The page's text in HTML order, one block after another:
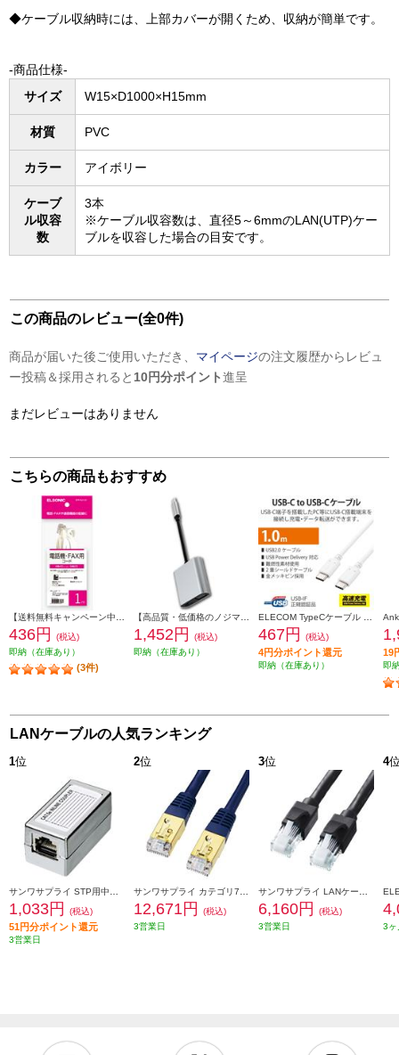
◆ケーブル収納時には、上部カバーが開くため、収納が簡単です。
-商品仕様-
サイズ
W15×D1000×H15mm
材質 PVC
カラー アイボリー
ケーブ
ル収容
数
3本
※ケーブル収容数は、直径5～6mmのLAN(UTP)ケー
ブルを収容した場合の目安です。
この商品のレビュー(全0件)
商品が届いた後ご使用いただき、 マイページの注文履歴からレビュ
ー投稿＆採用されると 10円分ポイント進呈
まだレビューはありません
こちらの商品もおすすめ
436円
(税込)
即納（在庫あり）
(3件)
1,452円
(税込)
即納（在庫あり）
467円 (税込)
4円分ポイント還元
即納（在庫あり）
19
即
LANケーブルの人気ランキング
1位
1,033円 (税込)
51円分ポイント還元
3営業日
2位
12,671円
(税込)
3営業日
3位
6,160円
(税込)
3営業日
4
3ヶ